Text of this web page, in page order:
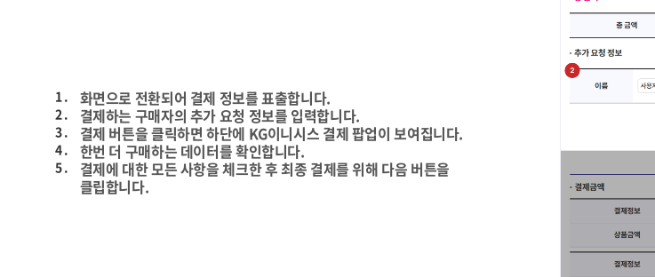
1 . 화면으로 전환되어 결제 정보를 표출합니다.
2 . 결제하는 구매자의 추가 요청 정보를 입력합니다.
3 . 결제 버튼을 클릭하면 하단에 KG이니시스 결제 팝업이 보여집니다.
4 . 한번 더 구매하는 데이터를 확인합니다.
5 .
결제에 대한 모든 사항을 체크한 후 최종 결제를 위해 다음 버튼을
클립합니다.